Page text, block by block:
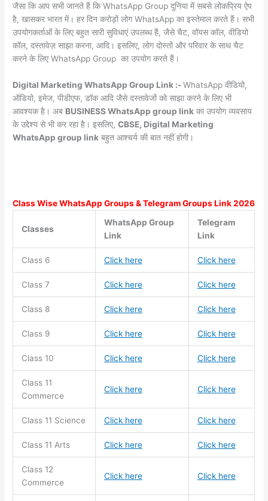
जैसा कि आप सभी जानते हैं कि WhatsApp Group दुनिया में सबसे लोकप्रिय ऐप
है, खासकर भारत में। हर दिन करोड़ों लोग WhatsApp का इस्तेमाल करते हैं। सभी
उपयोगकर्ताओं के लिए बहुत सारी सुविधाएं उपलब्ध हैं, जैसे चैट, वॉयस कॉल, वीडियो
कॉल, दस्तावेज़ साझा करना, आदि। इसलिए, लोग दोस्तों और परिवार के साथ चैट
करने के लिए WhatsApp Group का उपयोग करते हैं।
Digital Marketing WhatsApp Group Link :-WhatsApp वीडियो,
ऑडियो, इमेज, पीडीएफ, डॉक आदि जैसे दस्तावेजों को साझा करने के लिए भी
आवश्यक है। अब BUSINESS WhatsApp group link का उपयोग व्यवसाय
के उद्देश्य से भी कर रहा है। इसलिए,CBSE, Digital Marketing
WhatsApp group link बहुत आश्चर्य की बात नहीं होगी।
Class Wise WhatsApp Groups & Telegram Groups Link 2026
Classes
WhatsApp Group
Link
Telegram
Link
Class 6 Click here Click here
Class 7 Click here Click here
Class 8 Click here Click here
Class 9 Click here Click here
Class 10 Click here Click here
Class 11
Commerce
Click here Click here
Class 11 Science Click here Click here
Class 11 Arts Click here Click here
Class 12
Commerce
Click here Click here